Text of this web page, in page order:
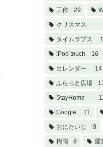
工作 29
クリスマス
タイムラプス
iPod touch 16
カレンダー 14
ふらっと広場
StayHome
Google 11
おにたいじ 9
梅雨 8 運